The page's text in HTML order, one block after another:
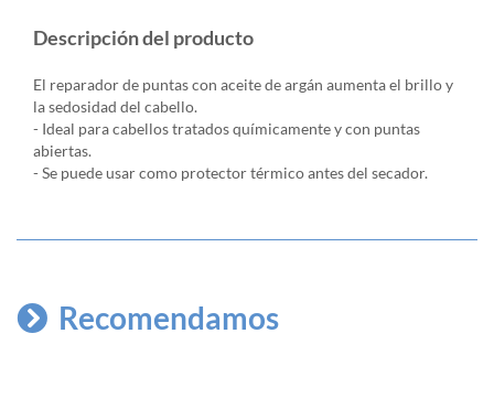
Descripción del producto
El reparador de puntas con aceite de argán aumenta el brillo y
la sedosidad del cabello.
- Ideal para cabellos tratados químicamente y con puntas
abiertas.
- Se puede usar como protector térmico antes del secador.
Recomendamos